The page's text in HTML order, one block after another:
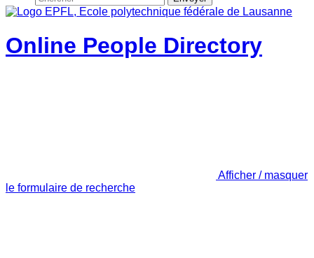
Online People Directory
Afficher / masquer
le formulaire de recherche